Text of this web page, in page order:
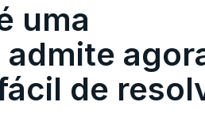
uma
de